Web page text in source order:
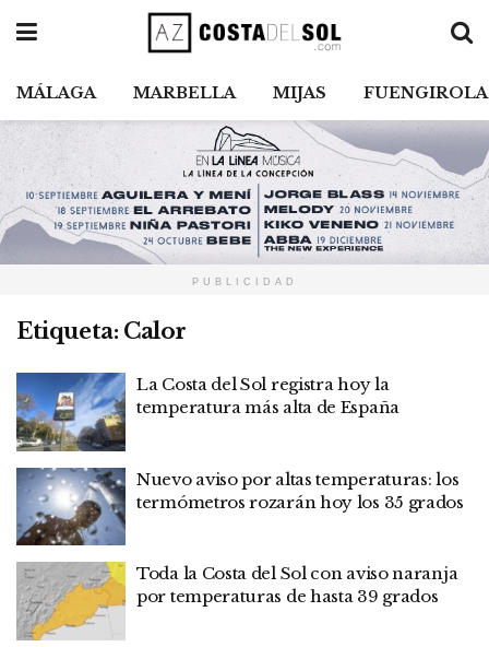
MÁLAGA MARBELLA MIJAS FUENGIROLA
PUBLICIDAD
Etiqueta: Calor
La Costa del Sol registra hoy la
temperatura más alta de España
Nuevo aviso por altas temperaturas: los
termómetros rozarán hoy los 35 grados
Toda la Costa del Sol con aviso naranja
por temperaturas de hasta 39 grados